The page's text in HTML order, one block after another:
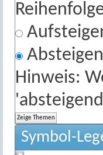
Hinweis:
Symbol-